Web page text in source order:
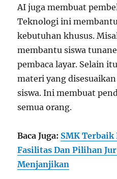
AI juga membuat
Teknologi ini
kebutuhan khusus.
membantu siswa
pembaca layar. Selain
materi yang
siswa. Ini membuat
semua orang.
Baca Juga: SMK Terbaik
Fasilitas Dan Pilihan
Menjanjikan